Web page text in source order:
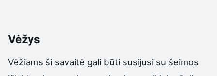
Vėžys
Vėžiams ši savaitė gali būti susijusi su šeimos